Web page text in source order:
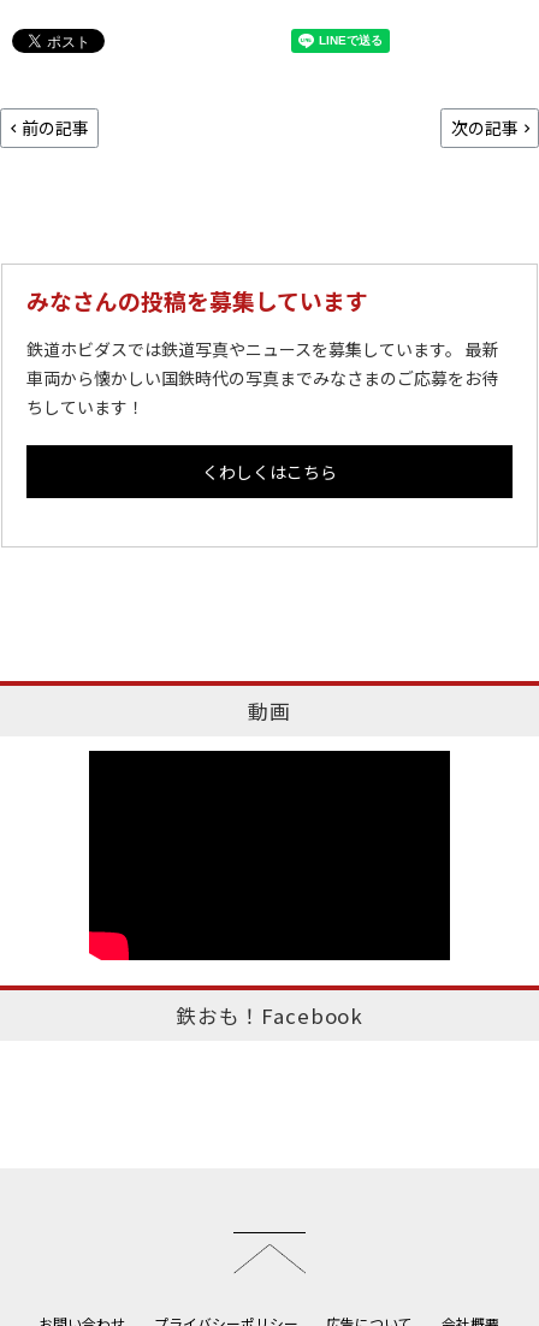
前の記事 次の記事
みなさんの投稿を募集しています
鉄道ホビダスでは鉄道写真やニュースを募集しています。 最新
車両から懐かしい国鉄時代の写真までみなさまのご応募をお待
ちしています！
くわしくはこちら
動画
鉄おも！Facebook